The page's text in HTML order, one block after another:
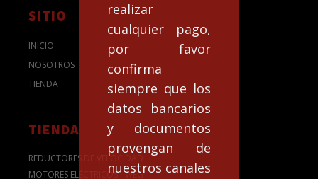
realizar
cualquier pago,
por favor
confirma
siempre que los
datos bancarios
y documentos
provengan de
nuestros canales
SITIO
INICIO
NOSOTROS
TIENDA
TIENDA
REDUCTORES DE VELOCIDAD
MOTORES ELÉCTRICOS - WEG